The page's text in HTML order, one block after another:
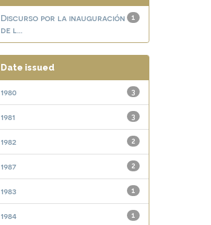
1
Discurso por la inauguración
de l...
Date issued
3
1980
3
1981
2
1982
2
1987
1
1983
1
1984